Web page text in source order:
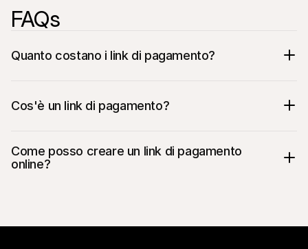
FAQs
Quanto costano i link di pagamento?
Cos'è un link di pagamento?
Come posso creare un link di pagamento
online?